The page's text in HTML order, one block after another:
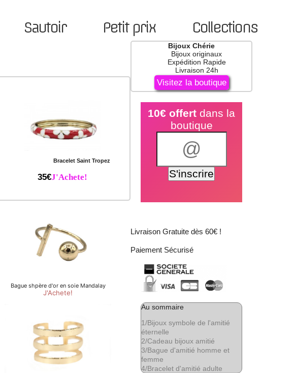
Sautoir Petit prix Collections
Bracelet Saint Tropez
35€J'Achete!
Bijoux Chérie
Bijoux originaux
Expédition Rapide
Livraison 24h
Visitez la boutique
10€ offert dans la
boutique
Livraison Gratuite dès 60€ !
Paiement Sécurisé
Au sommaire
1/Bijoux symbole de l'amitié
éternelle
2/Cadeau bijoux amitié
3/Bague d'amitié homme et
femme
4/Bracelet d'amitié adulte